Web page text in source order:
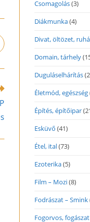
Csomagolás(3)
Diákmunka(4)
Divat, öltözet,
Domain, tárhely
Duguláselhárítás
Életmód, egészség
Építés, építőipar
Esküvő (41)
Étel, ital(73)
Ezoterika(5)
Film – Mozi(8)
Fodrászat – Smink
Fogorvos, fogászat